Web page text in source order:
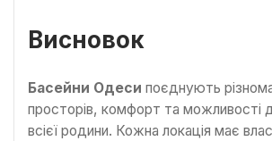
Висновок
Басейни Одеси поєднують
просторів, комфорт та можливості
всієї родини. Кожна локація має